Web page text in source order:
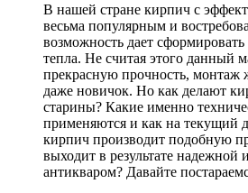
В нашей стране кирпич с
весьма популярным и
возможность дает
тепла. Не считая этого данный
прекрасную прочность, монтаж
даже новичок. Но как делают
старины? Какие именно
применяются и как на текущий
кирпич производит подобную
выходит в результате надежной
антикваром? Давайте